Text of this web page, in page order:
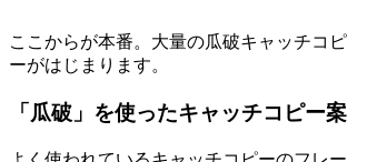
ここからが本番。大量の瓜破キャッチコピ
ーがはじまります。
「瓜破」を使ったキャッチコピー案